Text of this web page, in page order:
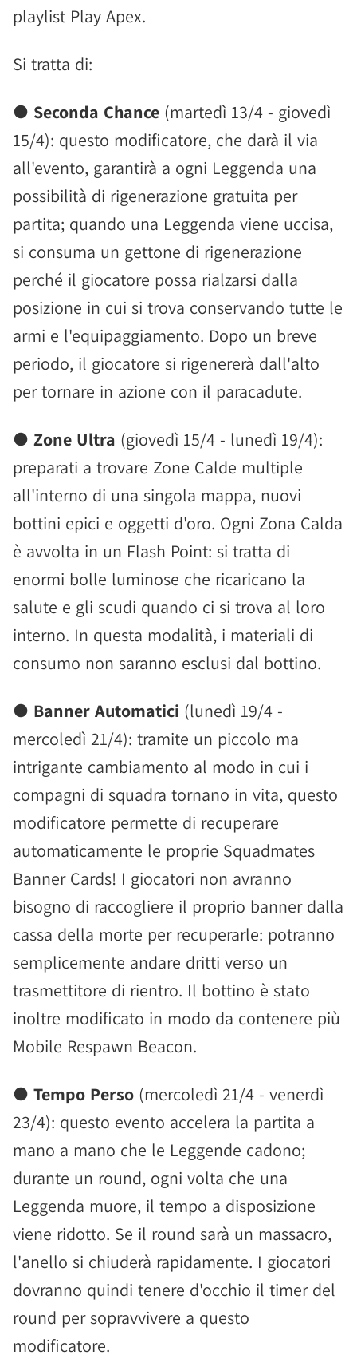
playlist Play Apex.
Si tratta di:
● Seconda Chance (martedì 13/4 - giovedì
15/4): questo modificatore, che darà il via
all'evento, garantirà a ogni Leggenda una
possibilità di rigenerazione gratuita per
partita; quando una Leggenda viene uccisa,
si consuma un gettone di rigenerazione
perché il giocatore possa rialzarsi dalla
posizione in cui si trova conservando tutte le
armi e l'equipaggiamento. Dopo un breve
periodo, il giocatore si rigenererà dall'alto
per tornare in azione con il paracadute.
● Zone Ultra (giovedì 15/4 - lunedì 19/4):
preparati a trovare Zone Calde multiple
all'interno di una singola mappa, nuovi
bottini epici e oggetti d'oro. Ogni Zona Calda
è avvolta in un Flash Point: si tratta di
enormi bolle luminose che ricaricano la
salute e gli scudi quando ci si trova al loro
interno. In questa modalità, i materiali di
consumo non saranno esclusi dal bottino.
● Banner Automatici (lunedì 19/4 -
mercoledì 21/4): tramite un piccolo ma
intrigante cambiamento al modo in cui i
compagni di squadra tornano in vita, questo
modificatore permette di recuperare
automaticamente le proprie Squadmates
Banner Cards! I giocatori non avranno
bisogno di raccogliere il proprio banner dalla
cassa della morte per recuperarle: potranno
semplicemente andare dritti verso un
trasmettitore di rientro. Il bottino è stato
inoltre modificato in modo da contenere più
Mobile Respawn Beacon.
● Tempo Perso (mercoledì 21/4 - venerdì
23/4): questo evento accelera la partita a
mano a mano che le Leggende cadono;
durante un round, ogni volta che una
Leggenda muore, il tempo a disposizione
viene ridotto. Se il round sarà un massacro,
l'anello si chiuderà rapidamente. I giocatori
dovranno quindi tenere d'occhio il timer del
round per sopravvivere a questo
modificatore.